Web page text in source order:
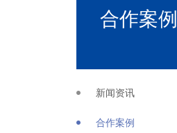
合作案例
新闻资讯
合作案例